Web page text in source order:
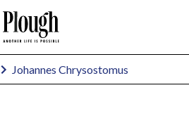
Johannes Chrysostomus